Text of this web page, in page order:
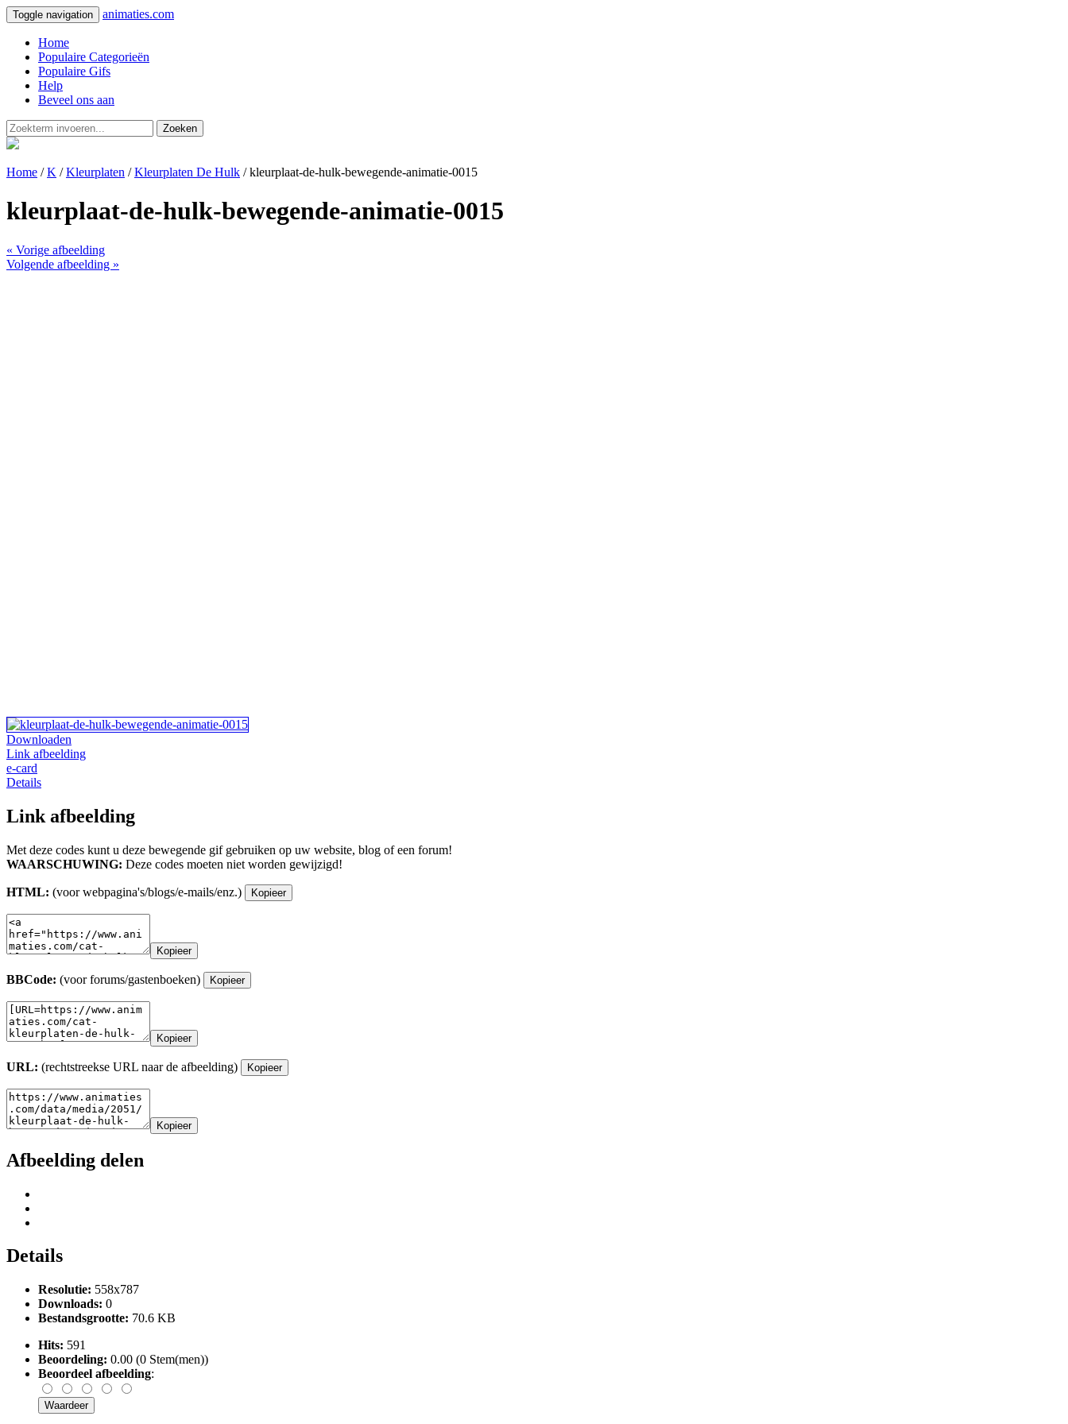
Toggle navigation animaties.com
Home
Populaire Categorieën
Populaire Gifs
Help
Beveel ons aan
Zoeken
Home /K /Kleurplaten /Kleurplaten De Hulk / kleurplaat-de-hulk-bewegende-animatie-0015
kleurplaat-de-hulk-bewegende-animatie-0015
« Vorige afbeelding
Volgende afbeelding »
Downloaden
Link afbeelding
e-card
Details
Link afbeelding
Met deze codes kunt u deze bewegende gif gebruiken op uw website, blog of een forum!
WAARSCHUWING: Deze codes moeten niet worden gewijzigd!
HTML: (voor webpagina's/blogs/e-mails/enz.) Kopieer
Kopieer
BBCode: (voor forums/gastenboeken) Kopieer
Kopieer
URL: (rechtstreekse URL naar de afbeelding) Kopieer
Kopieer
Afbeelding delen
Details
Resolutie: 558x787
Downloads: 0
Bestandsgrootte: 70.6 KB
Hits: 591
Beoordeling: 0.00 (0 Stem(men))
Beoordeel afbeelding: